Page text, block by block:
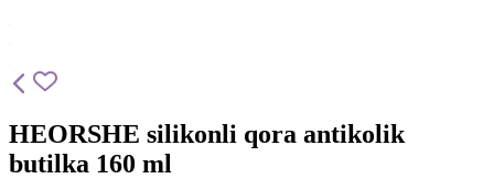
HEORSHE silikonli qora antikolik
butilka 160 ml